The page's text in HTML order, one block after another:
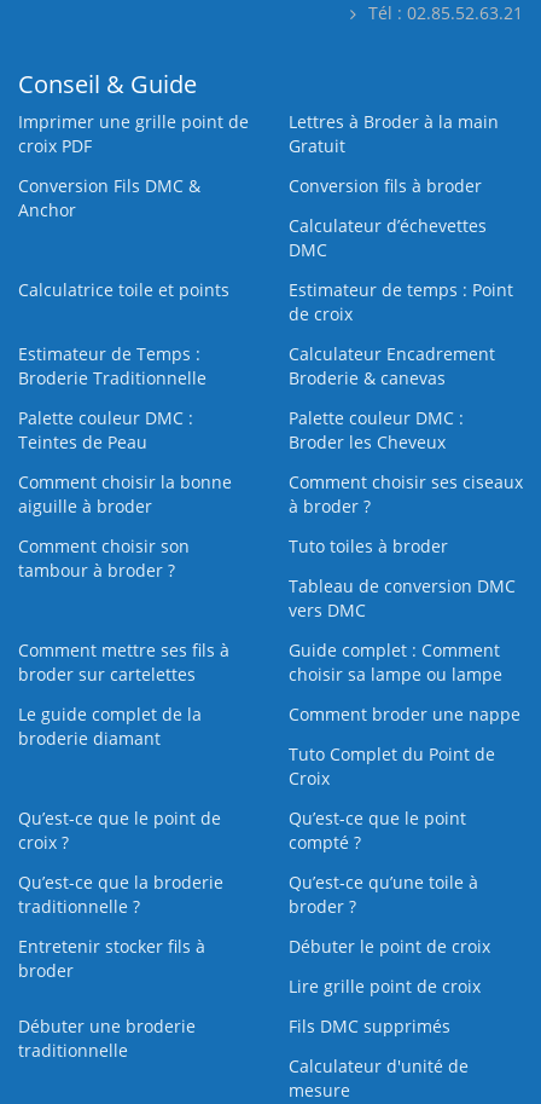
Tél : 02.85.52.63.21
Conseil & Guide
Imprimer une grille point de
croix PDF
Lettres à Broder à la main
Gratuit
Conversion Fils DMC &
Anchor
Conversion fils à broder
Calculateur d’échevettes
DMC
Calculatrice toile et points
Estimateur de temps : Point
de croix
Estimateur de Temps :
Broderie Traditionnelle
Calculateur Encadrement
Broderie & canevas
Palette couleur DMC :
Teintes de Peau
Palette couleur DMC :
Broder les Cheveux
Comment choisir la bonne
aiguille à broder
Comment choisir ses ciseaux
à broder ?
Comment choisir son
tambour à broder ?
Tuto toiles à broder
Tableau de conversion DMC
vers DMC
Comment mettre ses fils à
broder sur cartelettes
Guide complet : Comment
choisir sa lampe ou lampe
Le guide complet de la
broderie diamant
Comment broder une nappe
Tuto Complet du Point de
Croix
Qu’est-ce que le point de
croix ?
Qu’est-ce que le point
compté ?
Qu’est-ce que la broderie
traditionnelle ?
Qu’est‑ce qu’une toile à
broder ?
Entretenir stocker fils à
broder
Débuter le point de croix
Lire grille point de croix
Débuter une broderie
traditionnelle
Fils DMC supprimés
Calculateur d'unité de
mesure